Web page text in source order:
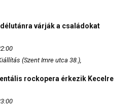
várják a családokat
(Szent Imre utca 38.),
rockopera érkezik Kecelre